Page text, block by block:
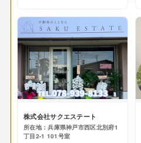
株式会社サクエステート
所在地：兵庫県神戸市西区北別府1
丁目2-1 101号室